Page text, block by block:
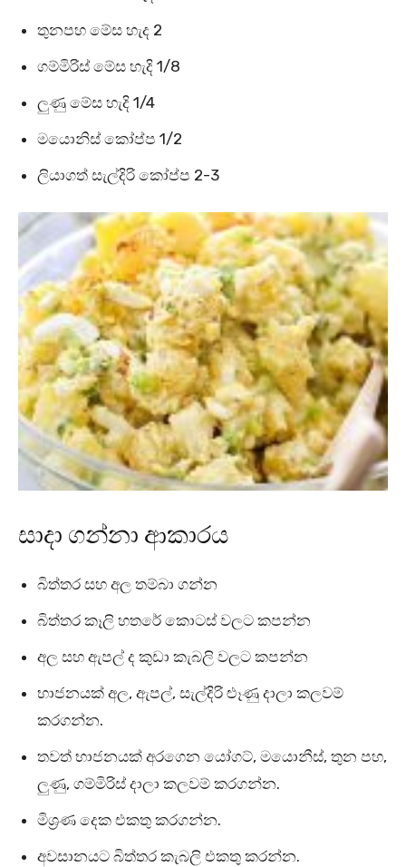
තුනපහ මේස හැද 2
ගම්මිරිස් මේස හැදි 1/8
ලුණු මේස හැදි 1/4
මයොනිස් කෝප්ප 1/2
ලියාගත් සැල්දිරි කෝප්ප 2-3
සාදා ගන්නා ආකාරය
බිත්තර සහ අල තම්බා ගන්න
බිත්තර කෑලි හතරේ කොටස් වලට කපන්න
අල සහ ඇපල් ද කුඩා කැබලි වලට කපන්න
භාජනයක් අල, ඇපල්, සැල්දිරි ළුෑණු දාලා කලවම්
කරගන්න.
තවත් භාජනයක් අරගෙන යෝගට්, මයොනීස්, තුන පහ,
ලුණු, ගම්මිරිස් දාලා කලවම් කරගන්න.
මිශ්‍රණ දෙක එකතු කරගන්න.
අවසානයට බිත්තර කැබලි එකතු කරන්න.